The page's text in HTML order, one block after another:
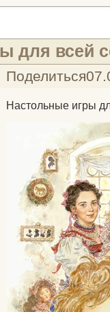
для всей
Поделиться
Настольные игры